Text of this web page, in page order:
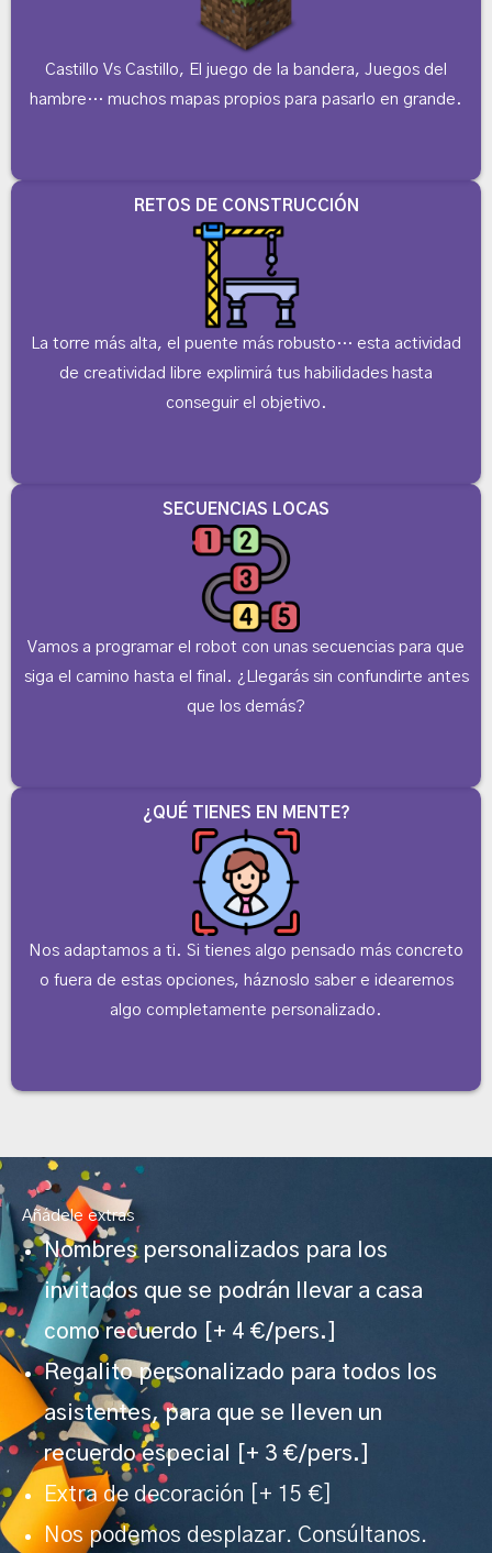
Castillo Vs Castillo, El juego de la bandera, Juegos del
hambre… muchos mapas propios para pasarlo en grande.
RETOS DE CONSTRUCCIÓN
La torre más alta, el puente más robusto… esta actividad
de creatividad libre explimirá tus habilidades hasta
conseguir el objetivo.
SECUENCIAS LOCAS
Vamos a programar el robot con unas secuencias para que
siga el camino hasta el final. ¿Llegarás sin confundirte antes
que los demás?
¿QUÉ TIENES EN MENTE?
Nos adaptamos a ti. Si tienes algo pensado más concreto
o fuera de estas opciones, háznoslo saber e idearemos
algo completamente personalizado.
Añádele extras
Nombres personalizados para los
invitados que se podrán llevar a casa
como recuerdo [+ 4 €/pers.]
Regalito personalizado para todos los
asistentes, para que se lleven un
recuerdo especial [+ 3 €/pers.]
Extra de decoración [+ 15 €]
Nos podemos desplazar. Consúltanos.